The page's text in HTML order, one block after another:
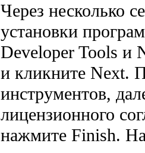
Через несколько
установки
Developer Tools и
и кликните Next.
инструментов,
лицензионного
нажмите Finish.